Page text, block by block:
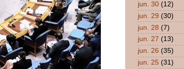
jun. 30 (12)
jun. 29 (30)
jun. 28 (7)
jun. 27 (13)
jun. 26 (35)
jun. 25 (31)